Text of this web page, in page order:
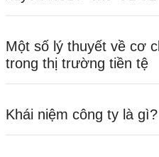
Một số lý thuyết về cơ
trong thị trường tiền tệ
Khái niệm công ty là gì?